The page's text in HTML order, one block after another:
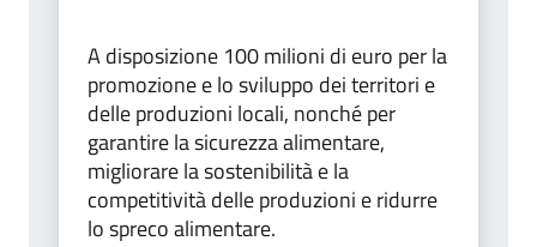
A disposizione 100 milioni di euro per la
promozione e lo sviluppo dei territori e
delle produzioni locali, nonché per
garantire la sicurezza alimentare,
migliorare la sostenibilità e la
competitività delle produzioni e ridurre
lo spreco alimentare.